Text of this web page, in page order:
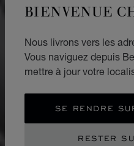
BIENVENUE
Nous livrons vers les
Vous naviguez depuis
mettre à jour votre
SE RENDRE
RESTER